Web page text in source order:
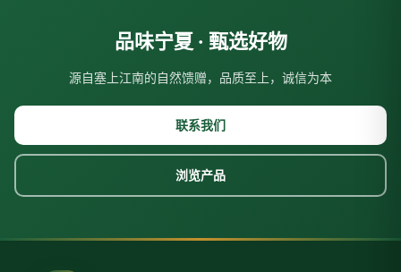
品味宁夏 · 甄选好物
源自塞上江南的自然馈赠，品质至上，诚信为本
联系我们
浏览产品